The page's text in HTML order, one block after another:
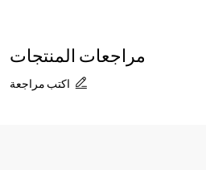
مراجعات المنتجات
اكتب مراجعة